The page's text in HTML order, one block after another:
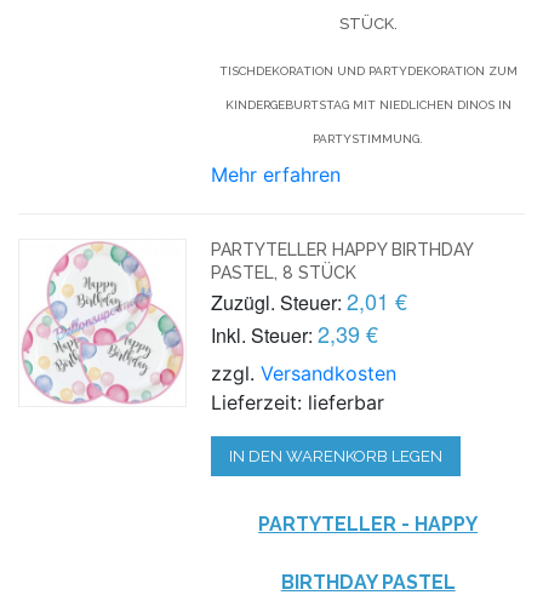
STÜCK.
TISCHDEKORATION UND PARTYDEKORATION ZUM
KINDERGEBURTSTAG MIT NIEDLICHEN DINOS IN
PARTYSTIMMUNG.
Mehr erfahren
PARTYTELLER HAPPY BIRTHDAY
PASTEL, 8 STÜCK
Zuzügl. Steuer: 2,01 €
Inkl. Steuer: 2,39 €
zzgl.Versandkosten
Lieferzeit: lieferbar
IN DEN WARENKORB LEGEN
PARTYTELLER - HAPPY
BIRTHDAY PASTEL